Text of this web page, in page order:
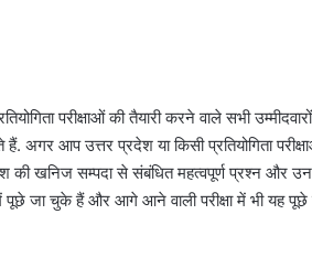
परीक्षाओं की तैयारी करने वाले सभी
अगर आप उत्तर प्रदेश या किसी प्रतियोगिता
खनिज सम्पदा से संबंधित महत्वपूर्ण प्रश्न और
पूछे जा चुके हैं और आगे आने वाली परीक्षा में भी यह